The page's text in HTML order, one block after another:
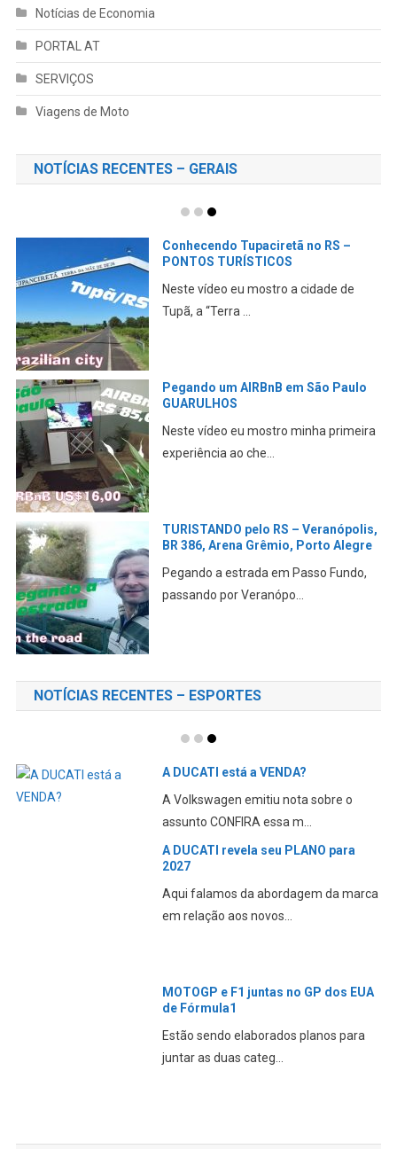
Notícias de Economia
PORTAL AT
SERVIÇOS
Viagens de Moto
NOTÍCIAS RECENTES – GERAIS
Mochilão em São Paulo –
LIBERDADE, IBIRAPUERA,
Mais uma viagem fantástica a Dão
ONBOARD Lajeado e Serra de Pouso
Novo no RS
Pegar a estrada é sempre fantástico.
Confira este lindo...
ENCONTREI os AMIGOS do QUARTE
26 anos DEPOIS
Reencontrar amigos que você não vê a
muito tempo sempre...
NOTÍCIAS RECENTES – ESPORTES
SILVERSTONE – Resumo do
As Aprilias dominaram novamente no
MOTOGP SILVERSTONE – MARTIN
MOTOGP SILVERSTONE – BEZZ P1 –